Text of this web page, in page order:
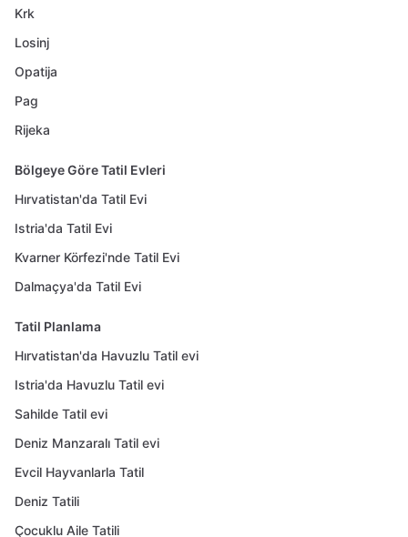
Krk
Losinj
Opatija
Pag
Rijeka
Bölgeye Göre Tatil Evleri
Hırvatistan'da Tatil Evi
Istria'da Tatil Evi
Kvarner Körfezi'nde Tatil Evi
Dalmaçya'da Tatil Evi
Tatil Planlama
Hırvatistan'da Havuzlu Tatil evi
Istria'da Havuzlu Tatil evi
Sahilde Tatil evi
Deniz Manzaralı Tatil evi
Evcil Hayvanlarla Tatil
Deniz Tatili
Çocuklu Aile Tatili